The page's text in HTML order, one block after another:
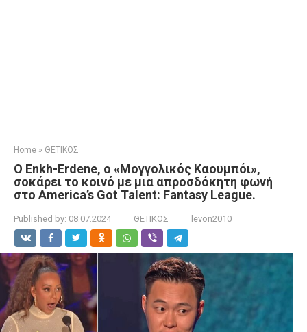
Home » ΘΕΤΙΚΟΣ
Ο Enkh-Erdene, ο «Μογγολικός Καουμπόι»,
σοκάρει το κοινό με μια απροσδόκητη φωνή
στο America’s Got Talent: Fantasy League.
Published by: 08.07.2024 ΘΕΤΙΚΟΣ levon2010